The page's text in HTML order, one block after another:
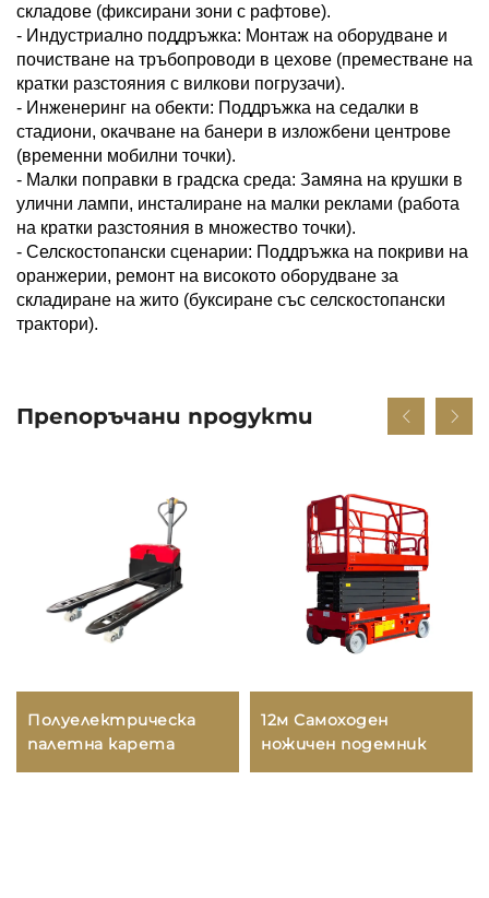
складове (фиксирани зони с рафтове).
- Индустриално поддръжка: Монтаж на оборудване и
почистване на тръбопроводи в цехове (преместване на
кратки разстояния с вилкови погрузачи).
- Инженеринг на обекти: Поддръжка на седалки в
стадиони, окачване на банери в изложбени центрове
(временни мобилни точки).
- Малки поправки в градска среда: Замяна на крушки в
улични лампи, инсталиране на малки реклами (работа
на кратки разстояния в множество точки).
- Селскостопански сценарии: Поддръжка на покриви на
оранжерии, ремонт на високото оборудване за
складиране на жито (буксиране със селскостопански
трактори).
Препоръчани продукти
Полуелектрическа
палетна карета
12м Самоходен
ножичен подемник